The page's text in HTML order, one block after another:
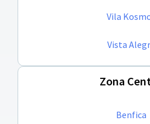
Vila
Vista
Zona
Benfica